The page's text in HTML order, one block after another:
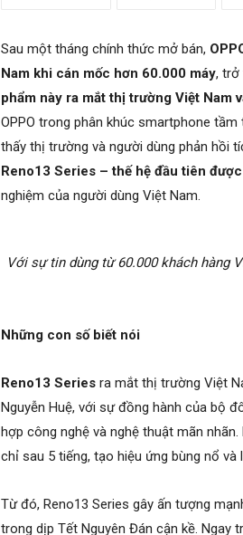
Sau một tháng chính thức mở bán,
Nam khi cán mốc hơn 60.000 máy, trở
phẩm này ra mắt thị trường Việt Nam
OPPO trong phân khúc smartphone
thấy thị trường và người dùng phản hồi
Reno13 Series – thế hệ đầu tiên
nghiệm của người dùng Việt Nam.
Với sự tin dùng từ 60.000 khách hàng
Những con số biết nói
Reno13 Series ra mắt thị trường Việt
Nguyễn Huệ, với sự đồng hành của bộ
hợp công nghệ và nghệ thuật mãn
chỉ sau 5 tiếng, tạo hiệu ứng bùng nổ
Từ đó, Reno13 Series gây ấn tượng
trong dịp Tết Nguyên Đán cận kề. Ngay